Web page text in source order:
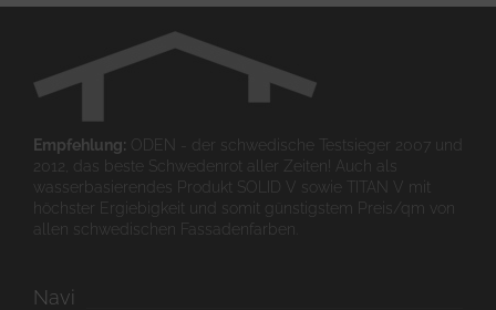
Empfehlung: ODEN - der schwedische Testsieger 2007 und
2012, das beste Schwedenrot aller Zeiten! Auch als
wasserbasierendes Produkt SOLID V sowie TITAN V mit
höchster Ergiebigkeit und somit günstigstem Preis/qm von
allen schwedischen Fassadenfarben.
Navi